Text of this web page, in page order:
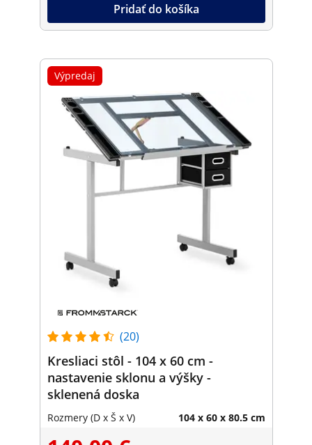
Pridať do košíka
Výpredaj
(20)
Kresliaci stôl - 104 x 60 cm -
nastavenie sklonu a výšky -
sklenená doska
Rozmery (D x Š x V) 104 x 60 x 80.5 cm